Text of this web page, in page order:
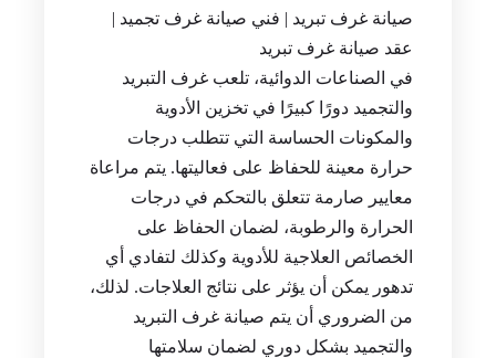
صيانة غرف تبريد | فني صيانة غرف تجميد |
عقد صيانة غرف تبريد
في الصناعات الدوائية، تلعب غرف التبريد
والتجميد دورًا كبيرًا في تخزين الأدوية
والمكونات الحساسة التي تتطلب درجات
حرارة معينة للحفاظ على فعاليتها. يتم مراعاة
معايير صارمة تتعلق بالتحكم في درجات
الحرارة والرطوبة، لضمان الحفاظ على
الخصائص العلاجية للأدوية وكذلك لتفادي أي
تدهور يمكن أن يؤثر على نتائج العلاجات. لذلك،
من الضروري أن يتم صيانة غرف التبريد
والتجميد بشكل دوري لضمان سلامتها